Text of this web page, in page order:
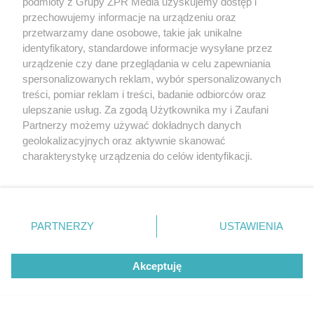
Legia Warszawa traci punkty
w Kielcach. Pogoń i Górnik z
ważnymi zwycięstwami
przechowujemy informacje na urządzeniu oraz
przetwarzamy dane osobowe, takie jak unikalne
identyfikatory, standardowe informacje wysyłane przez
urządzenie czy dane przeglądania w celu zapewniania
spersonalizowanych reklam, wybór spersonalizowanych
treści, pomiar reklam i treści, badanie odbiorców oraz
ulepszanie usług. Za zgodą Użytkownika my i Zaufani
Partnerzy możemy używać dokładnych danych
geolokalizacyjnych oraz aktywnie skanować
charakterystykę urządzenia do celów identyfikacji.
zmienić/wycofać klikając przycisk ustawień prywatności
znajdujący się w lewym dolnym rogu strony
rodzaje przetwarzania danych nie wymagają zgody
użytkownika, ale masz prawo sprzeciwić się takiemu
przetwarzaniu. Preferencje będą miały zastosowanie tylko
PARTNERZY USTAWIENIA
Akceptuję